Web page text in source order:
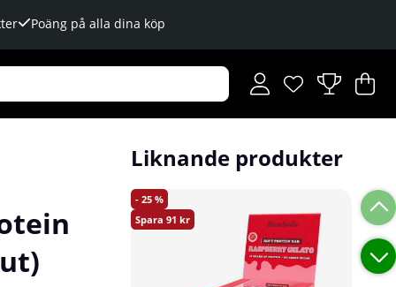
Poäng på alla dina köp
Önskelista
Antal i
.
.
Liknande produkter
25
91